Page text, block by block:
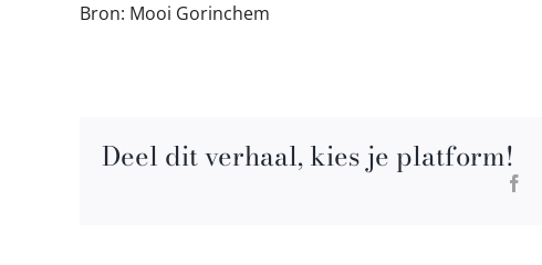
Bron: Mooi Gorinchem
Deel dit verhaal, kies je platform!